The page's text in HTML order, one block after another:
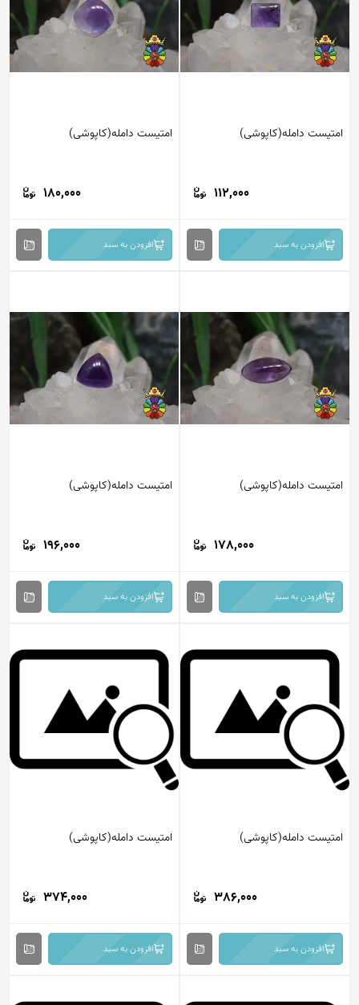
امتیست دامله(کاپوشی)
112,000
افزودن به سبد
امتیست دامله(کاپوشی)
180,000
افزودن به سبد
امتیست دامله(کاپوشی)
178,000
افزودن به سبد
امتیست دامله(کاپوشی)
196,000
افزودن به سبد
امتیست دامله(کاپوشی)
386,000
افزودن به سبد
امتیست دامله(کاپوشی)
374,000
افزودن به سبد